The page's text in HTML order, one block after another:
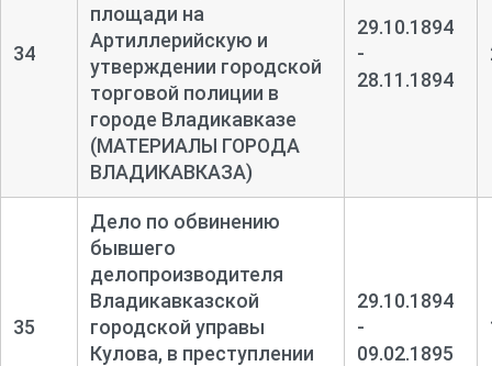
34
площади на
Артиллерийскую и
утверждении городской
торговой полиции в
городе Владикавказе
(МАТЕРИАЛЫ ГОРОДА
ВЛАДИКАВКАЗА)
29.10.1894
-
28.11.1894
35
Дело по обвинению
бывшего
делопроизводителя
Владикавказской
городской управы
Кулова, в преступлении
29.10.1894
-
09.02.1895